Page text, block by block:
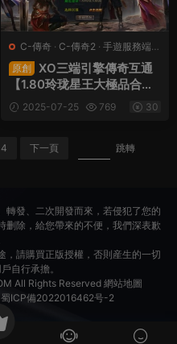
C-傳奇 · C-傳奇2 · 手遊服務端·
端遊服務端
原創
XO三端引擎傳奇互通
【1.80玲珑星王大極品合
擊】Win一鍵服務端+PC安
卓蘋果三端+加密工具+視頻
2025-07-25 769 30
4 下一頁 跳轉
轉發、二次開發而來，若侵犯了您的
删除，給您帶來的不便，我們深表歉
，請購買正版授權，否則産生的一切
自行承擔。
All Rights Reserved 網站地圖
蜀ICP備2022016462号-2